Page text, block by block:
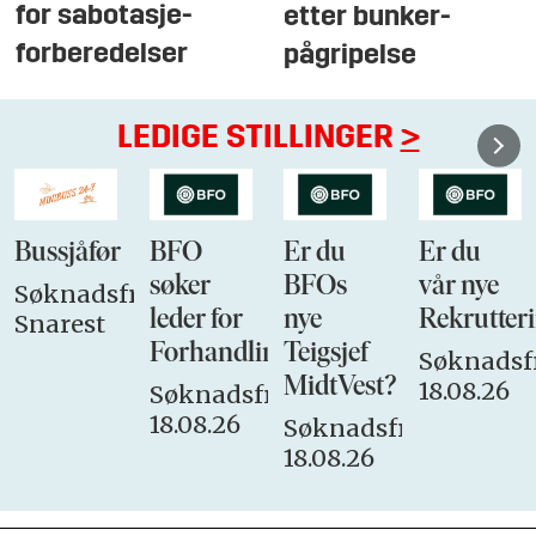
for sabotasje-
forberedelser
etter bunker-
pågripelse
LEDIGE STILLINGER >
Bussjåfør
Søknadsfrist:
Snarest
BFO
søker
leder for
Forhandlingsutvalget
Søknadsfrist:
18.08.26
Er du
BFOs
nye
Teigsjef
MidtVest?
Søknadsfrist:
18.08.26
Er du
vår nye
18.08.26